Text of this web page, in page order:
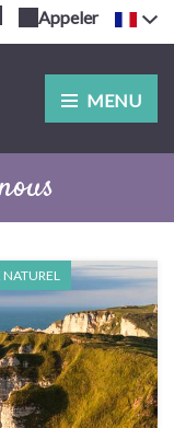
Appeler
MENU
NATUREL